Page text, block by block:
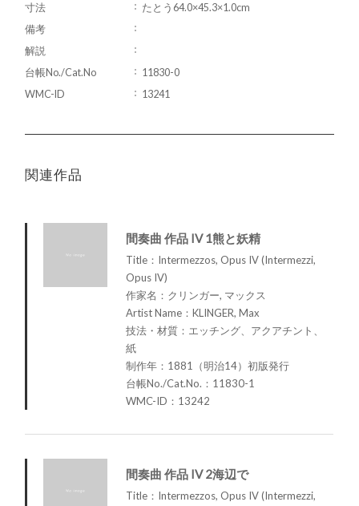
寸法
たとう64.0×45.3×1.0cm
備考
解説
台帳No./Cat.No
11830-0
WMC-ID
13241
関連作品
間奏曲 作品 IV 1熊と妖精
Title：Intermezzos, Opus IV (Intermezzi,
Opus IV)
作家名：クリンガー, マックス
Artist Name：KLINGER, Max
技法・材質：エッチング、アクアチント、
紙
制作年：1881（明治14）初版発行
台帳No./Cat.No.：11830-1
WMC-ID：13242
間奏曲 作品 IV 2海辺で
Title：Intermezzos, Opus IV (Intermezzi,